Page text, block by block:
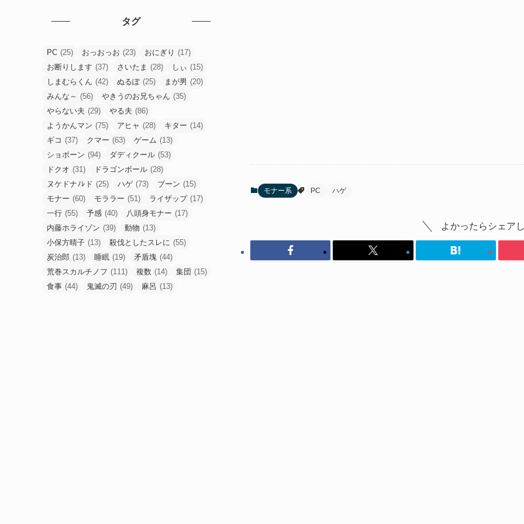
モナー系 PC ハゲ
よかったらシェア
タグ
PC (25) おっおっお (23) おにぎり (17)
お断りします (37) さいたま (28) しぃ (15)
しまむらくん (42) ぬるぽ (25) まが男 (20)
みんな～ (56) やきうのお兄ちゃん (35)
やらない夫 (29) やる夫 (86)
ようかんマン (75) アヒャ (28) キター (14)
ギコ (37) クマー (63) ゲーム (13)
ショボーン (94) ダディクール (53)
ドクオ (31) ドラゴンボール (28)
ヌケドナﾉﾚド (25) ハゲ (73) ブーン (15)
モナー (60) モララー (51) ライザップ (17)
一行 (55) 予感 (40) 八頭身モナー (17)
内藤ホライゾン (39) 動物 (13)
小保方晴子 (13) 殺伐としたスレに (55)
炭治郎 (13) 睡眠 (19) 矛盾塊 (44)
荒巻スカルチノフ (111) 複数 (14) 集団 (15)
食事 (44) 鬼滅の刃 (49) 麻呂 (13)